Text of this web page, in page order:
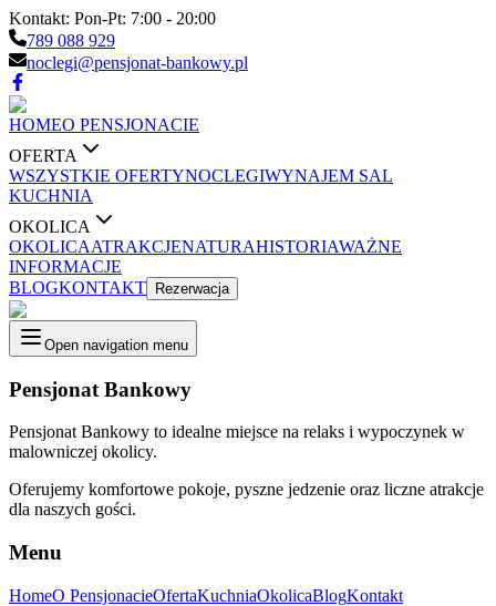
Kontakt: Pon-Pt: 7:00 - 20:00
789 088 929
noclegi@pensjonat-bankowy.pl
HOMEO PENSJONACIE
OFERTA
WSZYSTKIE OFERTYNOCLEGIWYNAJEM SAL
KUCHNIA
OKOLICA
OKOLICAATRAKCJENATURAHISTORIAWAŻNE
INFORMACJE
BLOGKONTAKT Rezerwacja
Open navigation menu
Pensjonat Bankowy
Pensjonat Bankowy to idealne miejsce na relaks i wypoczynek w
malowniczej okolicy.
Oferujemy komfortowe pokoje, pyszne jedzenie oraz liczne atrakcje
dla naszych gości.
Menu
HomeO PensjonacieOfertaKuchniaOkolicaBlogKontakt